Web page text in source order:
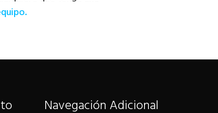
Navegación Adicional